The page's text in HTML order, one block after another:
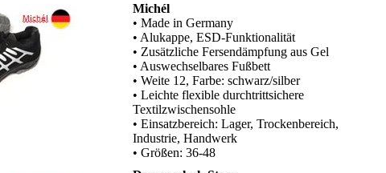
Michél
• Made in Germany
• Alukappe, ESD-Funktionalität
• Zusätzliche Fersendämpfung aus Gel
• Auswechselbares Fußbett
• Weite 12, Farbe: schwarz/silber
• Leichte flexible durchtrittsichere
Textilzwischensohle
• Einsatzbereich: Lager, Trockenbereich,
Industrie, Handwerk
• Größen: 36-48